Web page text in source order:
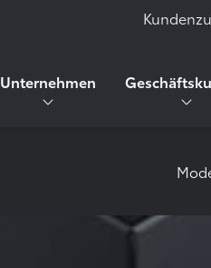
Unternehmen